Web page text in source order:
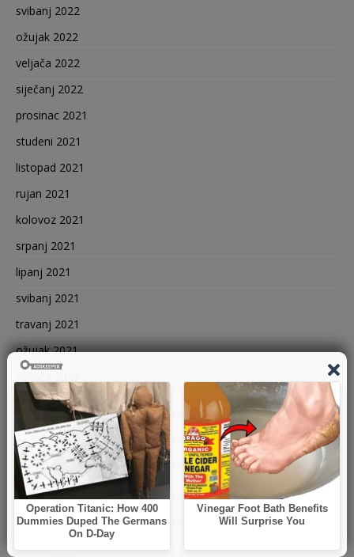
svibanj 2022
ožujak 2022
veljača 2022
siječanj 2022
prosinac 2021
studeni 2021
listopad 2021
rujan 2021
kolovoz 2021
srpanj 2021
lipanj 2021
svibanj 2021
travanj 2021
ožujak 2021
siječanj 2021
prosinac 2020
studeni 2020
listopad 2020
rujan 2020
kolovoz 2020